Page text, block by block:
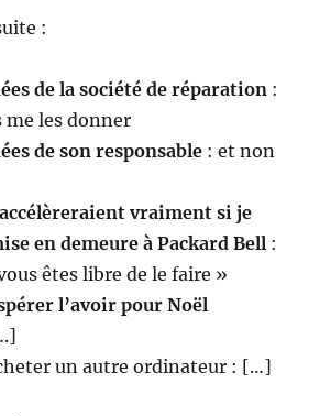
:
de la société de réparation :
me les donner
de son responsable : et non
vraiment si je
en demeure à Packard Bell :
êtes libre de le faire »
l’avoir pour Noël
un autre ordinateur : […]